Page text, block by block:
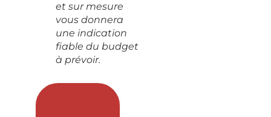
et sur mesure
vous donnera
une indication
fiable du budget
à prévoir.